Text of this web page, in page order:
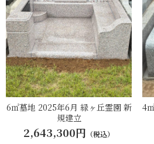
6㎡墓地 2025年6月 緑ヶ丘霊園 新
規建立
2,643,300円 （税込）
4